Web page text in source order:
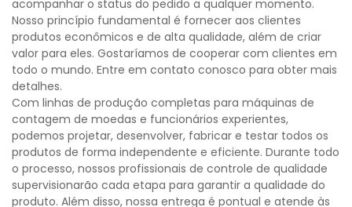
acompanhar o status do pedido a qualquer momento.
Nosso princípio fundamental é fornecer aos clientes
produtos econômicos e de alta qualidade, além de criar
valor para eles. Gostaríamos de cooperar com clientes em
todo o mundo. Entre em contato conosco para obter mais
detalhes.
Com linhas de produção completas para máquinas de
contagem de moedas e funcionários experientes,
podemos projetar, desenvolver, fabricar e testar todos os
produtos de forma independente e eficiente. Durante todo
o processo, nossos profissionais de controle de qualidade
supervisionarão cada etapa para garantir a qualidade do
produto. Além disso, nossa entrega é pontual e atende às